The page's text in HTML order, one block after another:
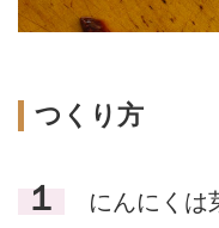
つくり方
１
にんにくは